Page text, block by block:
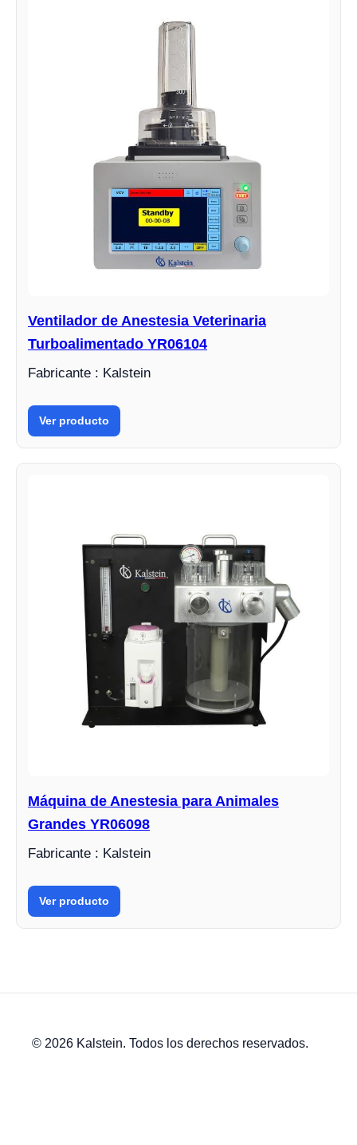
Ventilador de Anestesia Veterinaria
Turboalimentado YR06104
Fabricante : Kalstein
Ver producto
Máquina de Anestesia para Animales
Grandes YR06098
Fabricante : Kalstein
Ver producto
© 2026 Kalstein. Todos los derechos reservados.